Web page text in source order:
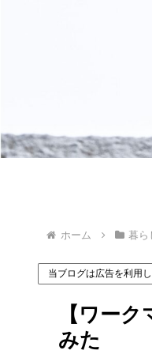
ホーム 暮ら
当ブログは広告を利用
【ワー
みた